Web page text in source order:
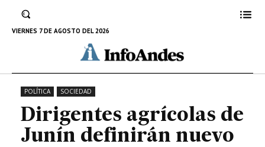
VIERNES 7 DE AGOSTO DEL 2026
definirán nuevo paro regional
este 10 de julio
15 DE JUNIO DE 2022
POLÍTICA SOCIEDAD
Dirigentes agrícolas de
Junín definirán nuevo